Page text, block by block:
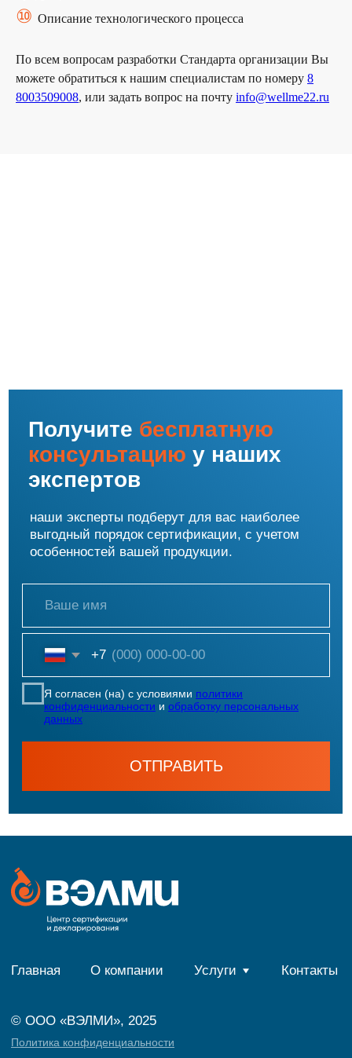
⑩ Описание технологического процесса
По всем вопросам разработки Стандарта организации Вы
можете обратиться к нашим специалистам по номеру 8
8003509008, или задать вопрос на почту info@wellme22.ru
+7
Я согласен (на) с условиями политики
конфиденциальностииобработку персональных
Использование файлов cookie и сервиса веб-аналитики